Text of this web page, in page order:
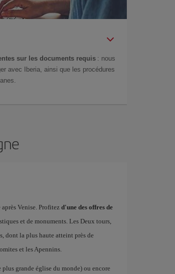
sur les documents requis : nous
avec Iberia, ainsi que les procédures
Venise. Profitezd'une des offres de
et de monuments. Les Deux tours,
dont la plus haute atteint près de
et les Apennins.
grande église du monde) ou encore